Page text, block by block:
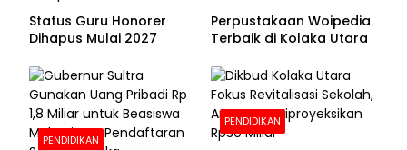
Status Guru Honorer
Dihapus Mulai 2027
Perpustakaan Woipedia
Terbaik di Kolaka Utara
PENDIDIKAN
PENDIDIKAN